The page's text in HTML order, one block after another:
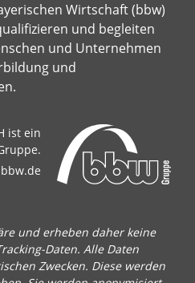
Wirtschaft (bbw)
und begleiten
und Unternehmen
und
ist ein
und erheben daher keine
Daten. Alle Daten
Zwecken. Diese werden